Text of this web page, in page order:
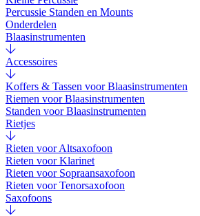
Percussie Standen en Mounts
Onderdelen
Blaasinstrumenten
Accessoires
Koffers & Tassen voor Blaasinstrumenten
Riemen voor Blaasinstrumenten
Standen voor Blaasinstrumenten
Rietjes
Rieten voor Altsaxofoon
Rieten voor Klarinet
Rieten voor Sopraansaxofoon
Rieten voor Tenorsaxofoon
Saxofoons